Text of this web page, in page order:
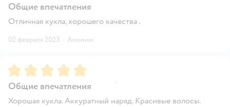
Общие впечатления
Отличная кукла, хорошего качества .
02 февраля 2023 · Аноним
Рейтинг:5
Общие впечатления
Хорошая кукла. Аккуратный наряд. Красивые волосы.